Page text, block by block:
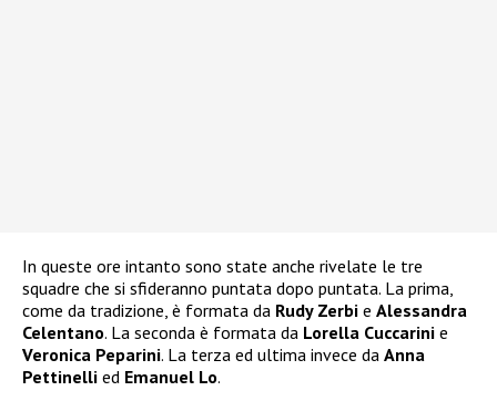
In queste ore intanto sono state anche rivelate le tre
squadre che si sfideranno puntata dopo puntata. La prima,
come da tradizione, è formata da Rudy Zerbi e Alessandra
Celentano. La seconda è formata da Lorella Cuccarini e
Veronica Peparini. La terza ed ultima invece da Anna
Pettinelli ed Emanuel Lo.